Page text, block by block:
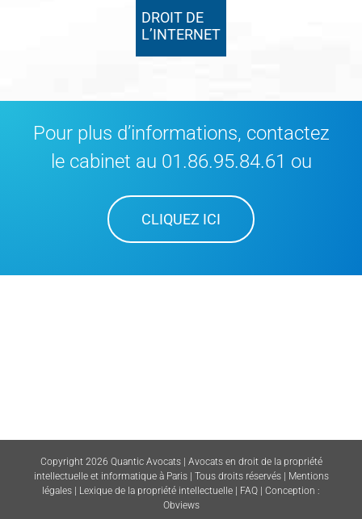
DROIT DE
L’INTERNET
Pour plus d’informations, contactez
le cabinet au 01.86.95.84.61 ou
CLIQUEZ ICI
Copyright 2026 Quantic Avocats | Avocats en droit de la propriété
intellectuelle et informatique à Paris | Tous droits réservés |
Mentions
légales
Lexique de la propriété intellectuelle FAQ | Conception :
Obviews